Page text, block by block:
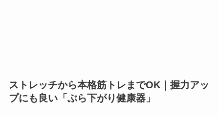
ストレッチから本格筋トレまでOK｜握力アッ
プにも良い「ぶら下がり健康器」